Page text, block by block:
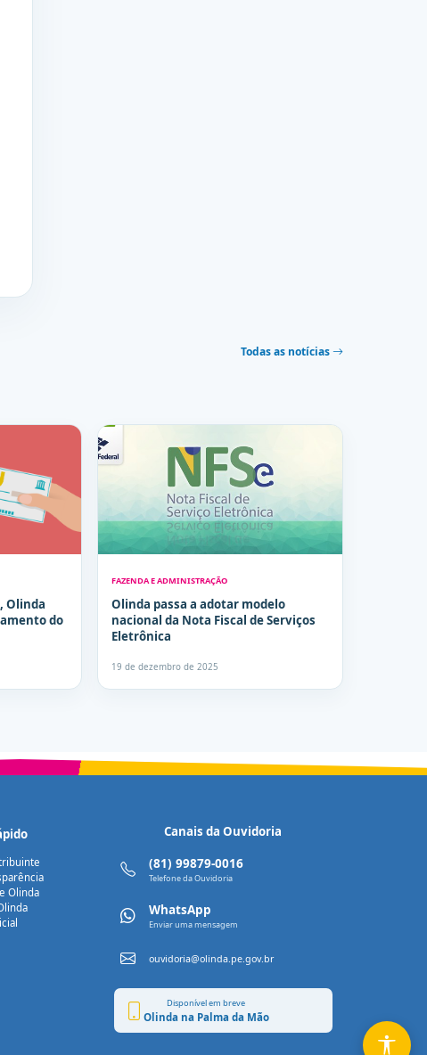
Todas as notícias
Olinda
do
FAZENDA E ADMINISTRAÇÃO
Olinda passa a adotar modelo
nacional da Nota Fiscal de Serviços
Eletrônica
19 de dezembro de 2025
Olinda
Canais da Ouvidoria
(81) 99879-0016
Telefone da Ouvidoria
WhatsApp
Enviar uma mensagem
ouvidoria@olinda.pe.gov.br
Disponível em breve
Olinda na Palma da Mão